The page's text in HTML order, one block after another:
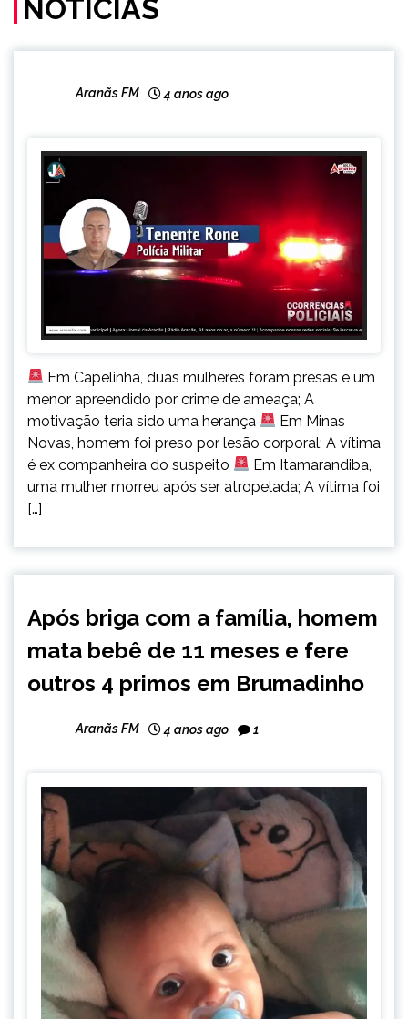
NOTÍCIAS
NOTÍCIASAranãs FM 4 anos ago
Em Capelinha, duas mulheres foram presas e um
menor apreendido por crime de ameaça; A
motivação teria sido uma herança
Em Minas
Novas, homem foi preso por lesão corporal; A vítima
é ex companheira do suspeito
Em Itamarandiba,
uma mulher morreu após ser atropelada; A vítima foi
[…]
GERAIS
NOTÍCIAS
Após briga com a família, homem
mata bebê de 11 meses e fere
outros 4 primos em Brumadinho
Aranãs FM 4 anos ago 1